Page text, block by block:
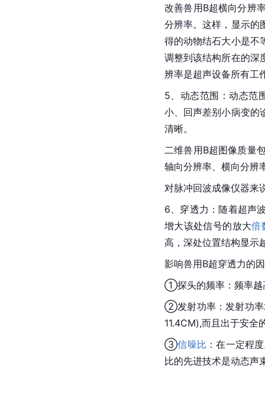
改善兽用B超横向分辨
分辨率。这样，显示的
得的动物结石大小是不
调整到该结构所在的深
辨率是超声设备所有工
5、动态范围：动态范
小、回声差别小病变的
清晰。
二维兽用B超图像质量
轴向分辨率、横向分辨
对脉冲回波成像仪器来
6、穿透力：随着超声
增大该处信号的放大倍
高，深处位置结构显示
影响兽用B超穿透力的
①探头的频率：频率越
②发射功率：发射功率
11.4CM),而且出于安全
③信噪比 ：在一定程
比的先进技术是动态声